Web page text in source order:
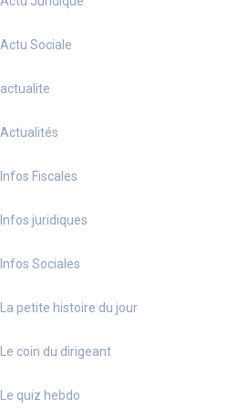
Actu Sociale
actualite
Actualités
Infos Fiscales
Infos juridiques
Infos Sociales
La petite histoire du jour
Le coin du dirigeant
Le quiz hebdo